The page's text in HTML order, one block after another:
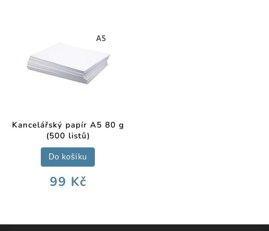
Kancelářský papír A5 80 g
(500 listů)
99 Kč
Do košíku